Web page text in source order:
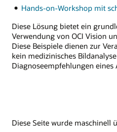
Hands-on-Workshop mit
Diese Lösung bietet ein
Verwendung von OCI Vision
Diese Beispiele dienen zur
kein medizinisches
Diagnoseempfehlungen eines
Diese Seite wurde maschinell